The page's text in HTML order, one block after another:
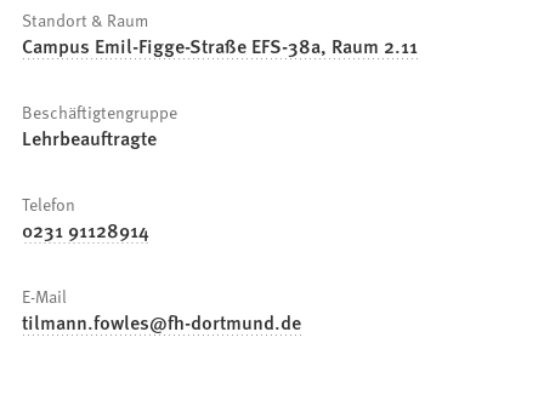
Standort & Raum
Campus Emil-Figge-Straße EFS-38a, Raum 2.11
Beschäftigtengruppe
Lehrbeauftragte
Telefon
0231 91128914
E-Mail
tilmann.fowles fh-dortmund de